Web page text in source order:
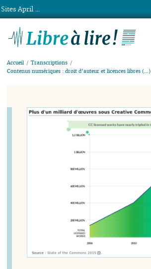
Accueil
Transcriptions
Contenus numériques : droit d’auteur et licences libres (…)
Sites April ...